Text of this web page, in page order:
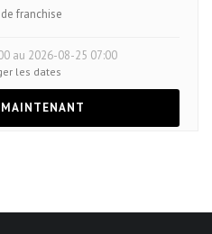
de franchise
au 2026-08-25 07:00
les dates
MAINTENANT